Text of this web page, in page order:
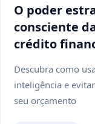
O poder
consciente
crédito
Descubra como
inteligência e
seu orçamento